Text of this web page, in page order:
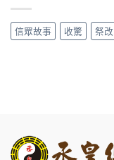
信眾故事 收驚 祭改